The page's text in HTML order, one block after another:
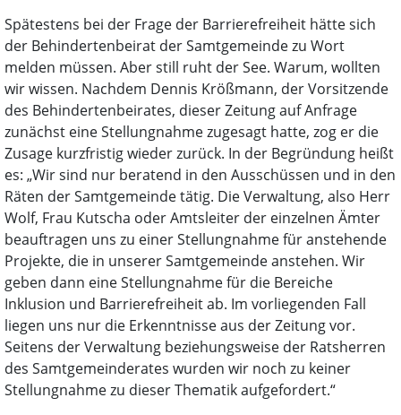
Spätestens bei der Frage der Barrierefreiheit hätte sich
der Behindertenbeirat der Samtgemeinde zu Wort
melden müssen. Aber still ruht der See. Warum, wollten
wir wissen. Nachdem Dennis Krößmann, der Vorsitzende
des Behindertenbeirates, dieser Zeitung auf Anfrage
zunächst eine Stellungnahme zugesagt hatte, zog er die
Zusage kurzfristig wieder zurück. In der Begründung heißt
es: „Wir sind nur beratend in den Ausschüssen und in den
Räten der Samtgemeinde tätig. Die Verwaltung, also Herr
Wolf, Frau Kutscha oder Amtsleiter der einzelnen Ämter
beauftragen uns zu einer Stellungnahme für anstehende
Projekte, die in unserer Samtgemeinde anstehen. Wir
geben dann eine Stellungnahme für die Bereiche
Inklusion und Barrierefreiheit ab. Im vorliegenden Fall
liegen uns nur die Erkenntnisse aus der Zeitung vor.
Seitens der Verwaltung beziehungsweise der Ratsherren
des Samtgemeinderates wurden wir noch zu keiner
Stellungnahme zu dieser Thematik aufgefordert.“